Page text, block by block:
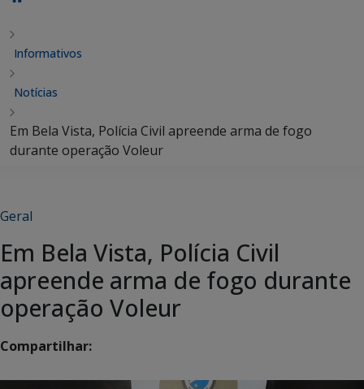
Informativos
Notícias
Em Bela Vista, Polícia Civil apreende arma de fogo
durante operação Voleur
Geral
Em Bela Vista, Polícia Civil
apreende arma de fogo durante
operação Voleur
Compartilhar: